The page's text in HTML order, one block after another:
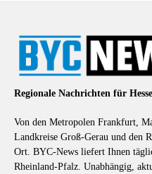
Regionale Nachrichten für
Von den Metropolen Frankfurt,
Landkreise Groß-Gerau und den
Ort. BYC-News liefert Ihnen
Rheinland-Pfalz. Unabhängig,